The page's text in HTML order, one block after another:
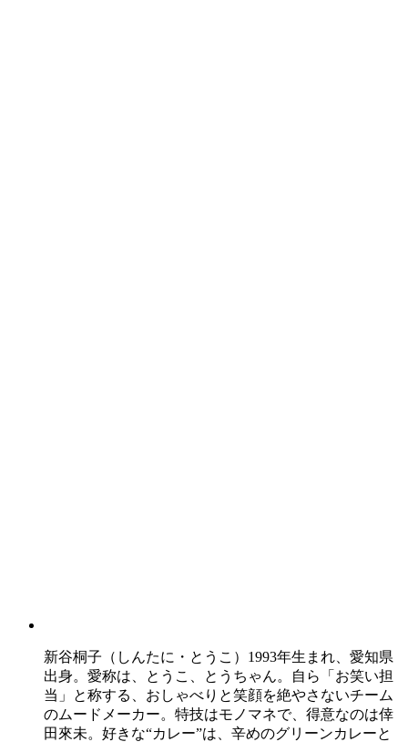
新谷桐子（しんたに・とうこ）1993年生まれ、愛知県
出身。愛称は、とうこ、とうちゃん。自ら「お笑い担
当」と称する、おしゃべりと笑顔を絶やさないチーム
のムードメーカー。特技はモノマネで、得意なのは倖
田來未。好きな“カレー”は、辛めのグリーンカレーと